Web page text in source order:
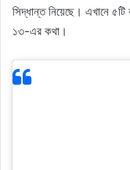
সিদ্ধান্ত নিয়েছে। এখানে
১৩-এর কথা।